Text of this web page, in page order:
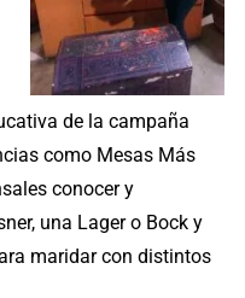
de la campaña
como Mesas Más
conocer y
una Lager o Bock y
maridar con distintos